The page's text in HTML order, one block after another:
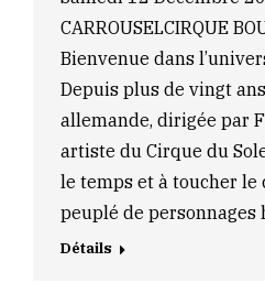
CARROUSELCIRQUE
Bienvenue dans
Depuis plus de vingt
allemande, dirigée par
artiste du Cirque du
le temps et à toucher le
peuplé de
Détails